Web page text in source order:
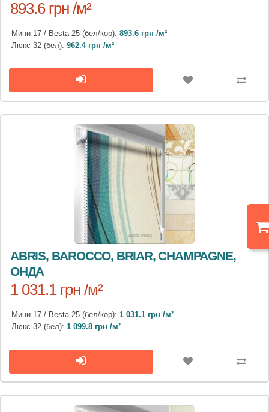
893.6 грн /м²
Мини 17 / Besta 25 (бел/кор): 893.6 грн /м²
Люкс 32 (бел): 962.4 грн /м²
ABRIS, BAROCCO, BRIAR, CHAMPAGNE,
ОНДА
1 031.1 грн /м²
Мини 17 / Besta 25 (бел/кор): 1 031.1 грн /м²
Люкс 32 (бел): 1 099.8 грн /м²